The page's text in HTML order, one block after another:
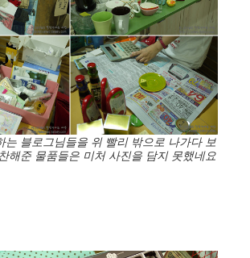
는 블로그님들을 위 빨리 밖으로 나가다 보
해준 물품들은 미처 사진을 담지 못했네요